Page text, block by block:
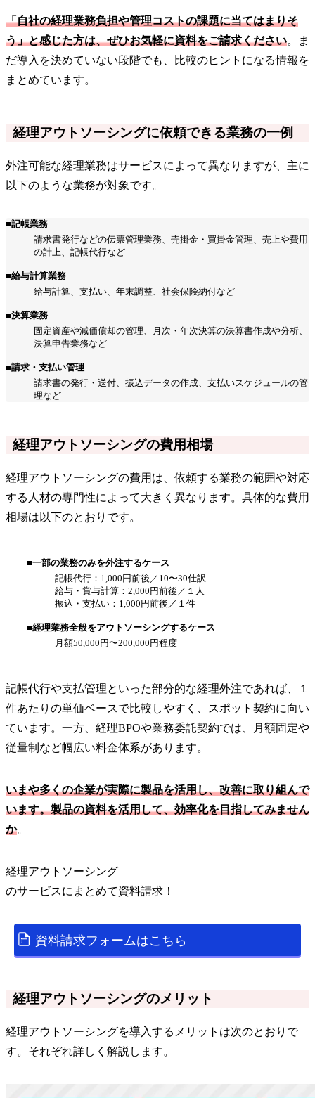
「自社の経理業務負担や管理コストの課題に当てはまりそ
う」と感じた方は、ぜひお気軽に資料をご請求ください。ま
だ導入を決めていない段階でも、比較のヒントになる情報を
まとめています。
経理アウトソーシングに依頼できる業務の一例
外注可能な経理業務はサービスによって異なりますが、主に
以下のような業務が対象です。
■記帳業務
請求書発行などの伝票管理業務、売掛金・買掛金管理、売上や費用
の計上、記帳代行など
■給与計算業務
給与計算、支払い、年末調整、社会保険納付など
■決算業務
固定資産や減価償却の管理、月次・年次決算の決算書作成や分析、
決算申告業務など
■請求・支払い管理
請求書の発行・送付、振込データの作成、支払いスケジュールの管
理など
経理アウトソーシングの費用相場
経理アウトソーシングの費用は、依頼する業務の範囲や対応
する人材の専門性によって大きく異なります。具体的な費用
相場は以下のとおりです。
■一部の業務のみを外注するケース
記帳代行：1,000円前後／10〜30仕訳
給与・賞与計算：2,000円前後／１人
振込・支払い：1,000円前後／１件
■経理業務全般をアウトソーシングするケース
月額50,000円〜200,000円程度
記帳代行や支払管理といった部分的な経理外注であれば、１
件あたりの単価ベースで比較しやすく、スポット契約に向い
ています。一方、経理BPOや業務委託契約では、月額固定や
従量制など幅広い料金体系があります。
いまや多くの企業が実際に製品を活用し、改善に取り組んで
います。製品の資料を活用して、効率化を目指してみません
か。
経理アウトソーシング
のサービスにまとめて資料請求！
資料請求フォームはこちら
経理アウトソーシングのメリット
経理アウトソーシングを導入するメリットは次のとおりで
す。それぞれ詳しく解説します。